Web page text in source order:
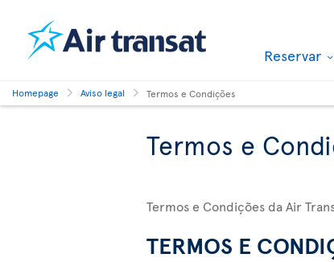
Reservar
Homepage Aviso legal Termos e Condições
Termos e
Termos e Condições da Air
TERMOS E CONDI